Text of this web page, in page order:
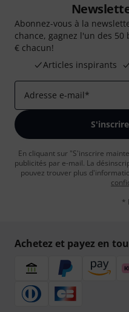
Abonnez-vous à la
chance, gagnez l'un des
€ chacun!
Articles inspirants
Adresse e-mail*
En cliquant sur "S'inscrire
publicités par e-mail. La
pouvez trouver plus
*
Achetez et payez en